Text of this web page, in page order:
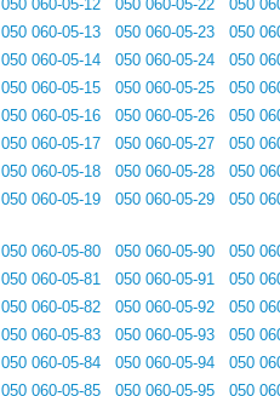
050 060-05-12
050 060-05-13
050 060-05-14
050 060-05-15
050 060-05-16
050 060-05-17
050 060-05-18
050 060-05-19
050 060-05-22
050 060-05-23
050 060-05-24
050 060-05-25
050 060-05-26
050 060-05-27
050 060-05-28
050 060-05-29
050
050
050
050
050
050
050
050
050 060-05-80
050 060-05-81
050 060-05-82
050 060-05-83
050 060-05-84
050 060-05-85
050 060-05-90
050 060-05-91
050 060-05-92
050 060-05-93
050 060-05-94
050 060-05-95
050
050
050
050
050
050